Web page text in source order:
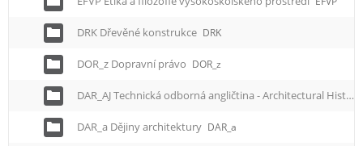
DRK Dřevěné konstrukce DRK
DOR_z Dopravní právo DOR_z
DAR_AJ Technická odborná angličtina - Architectural History
DAR_a Dějiny architektury DAR_a